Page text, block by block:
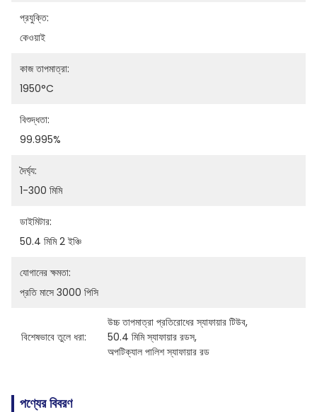
প্রযুক্তি:
কেওয়াই
কাজ তাপমাত্রা:
1950°C
বিশুদ্ধতা:
99.995%
দৈর্ঘ্য:
1-300 মিমি
ডাইমিটার:
50.4 মিমি 2 ইঞ্চি
যোগানের ক্ষমতা:
প্রতি মাসে 3000 পিসি
বিশেষভাবে তুলে ধরা:
উচ্চ তাপমাত্রা প্রতিরোধের স্যাফায়ার টিউব,
50.4 মিমি স্যাফায়ার রডস,
অপটিক্যাল পালিশ স্যাফায়ার রড
পণ্যের বিবরণ